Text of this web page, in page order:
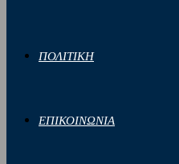
ΠΟΛΙΤΙΚΗ
ΕΠΙΚΟΙΝΩΝΙΑ